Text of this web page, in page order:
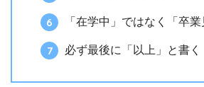
「在学中」ではなく「卒
必ず最後に「以上」と書く